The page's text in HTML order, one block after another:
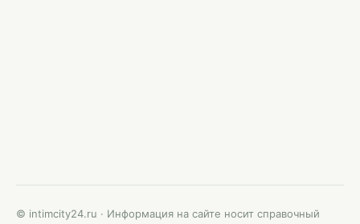
© intimcity24.ru · Информация на сайте носит справочный